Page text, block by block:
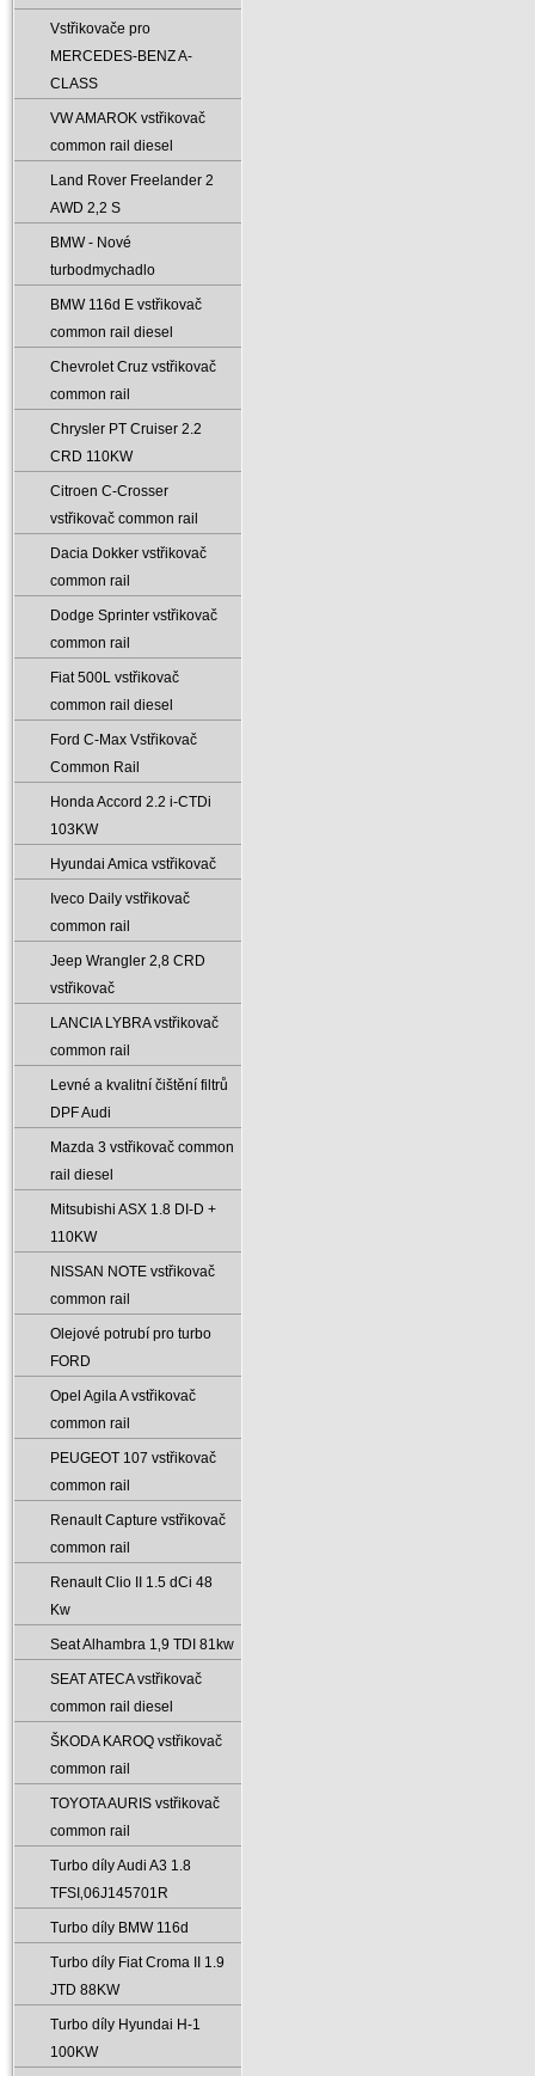
Vstřikovače pro
MERCEDES-BENZ A-
CLASS
VW AMAROK vstřikovač
common rail diesel
Land Rover Freelander 2
AWD 2‚2 S
BMW - Nové
turbodmychadlo
BMW 116d E vstřikovač
common rail diesel
Chevrolet Cruz vstřikovač
common rail
Chrysler PT Cruiser 2.2
CRD 110KW
Citroen C-Crosser
vstřikovač common rail
Dacia Dokker vstřikovač
common rail
Dodge Sprinter vstřikovač
common rail
Fiat 500L vstřikovač
common rail diesel
Ford C-Max Vstřikovač
Common Rail
Honda Accord 2.2 i-CTDi
103KW
Hyundai Amica vstřikovač
Iveco Daily vstřikovač
common rail
Jeep Wrangler 2‚8 CRD
vstřikovač
LANCIA LYBRA vstřikovač
common rail
Levné a kvalitní čištění filtrů
DPF Audi
Mazda 3 vstřikovač common
rail diesel
Mitsubishi ASX 1.8 DI-D +
110KW
NISSAN NOTE vstřikovač
common rail
Olejové potrubí pro turbo
FORD
Opel Agila A vstřikovač
common rail
PEUGEOT 107 vstřikovač
common rail
Renault Capture vstřikovač
common rail
Renault Clio II 1.5 dCi 48
Kw
Seat Alhambra 1‚9 TDI 81kw
SEAT ATECA vstřikovač
common rail diesel
ŠKODA KAROQ vstřikovač
common rail
TOYOTA AURIS vstřikovač
common rail
Turbo díly Audi A3 1.8
TFSI‚06J145701R
Turbo díly BMW 116d
Turbo díly Fiat Croma II 1.9
JTD 88KW
Turbo díly Hyundai H-1
100KW